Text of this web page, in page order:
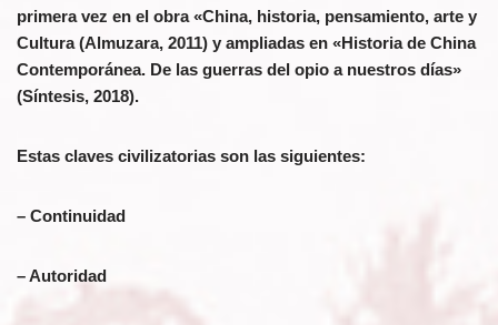
primera vez en el obra «China, historia, pensamiento, arte y
Cultura (Almuzara, 2011) y ampliadas en «Historia de China
Contemporánea. De las guerras del opio a nuestros días»
(Síntesis, 2018).
Estas claves civilizatorias son las siguientes:
– Continuidad
– Autoridad